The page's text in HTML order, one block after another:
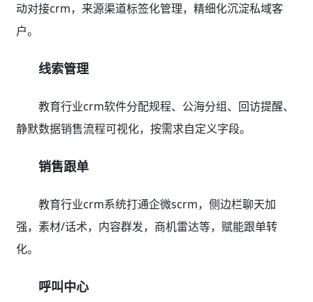
动对接crm，来源渠道标签化管理，精细化沉淀私域客
户。
线索管理
教育行业crm软件分配规程、公海分组、回访提醒、
静默数据销售流程可视化，按需求自定义字段。
销售跟单
教育行业crm系统打通企微scrm，侧边栏聊天加
强，素材/话术，内容群发，商机雷达等，赋能跟单转
化。
呼叫中心